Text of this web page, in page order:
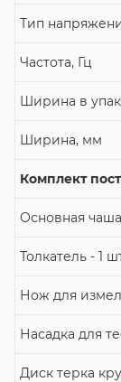
Тип
Частота, Гц
Ширина в
Ширина, мм
Комплект
Основная чаша
Толкатель - 1
Нож для
Насадка для
Диск терка